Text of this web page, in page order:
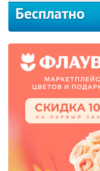
Бесплатно